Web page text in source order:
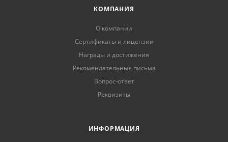
КОМПАНИЯ
О компании
Сертификаты и лицензии
Награды и достижения
Рекомендательные письма
Вопрос-ответ
Реквизиты
ИНФОРМАЦИЯ